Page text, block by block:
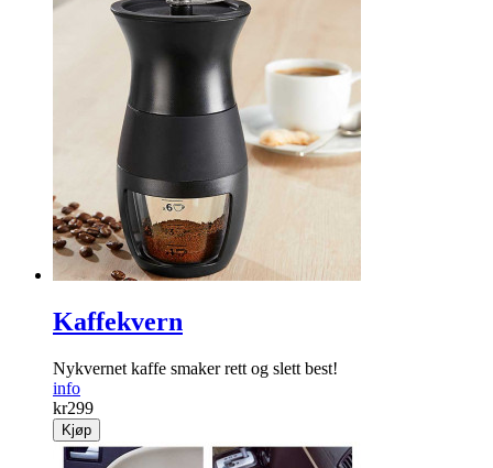
Kaffekvern
Nykvernet kaffe smaker rett og slett best!
info
kr299
Kjøp